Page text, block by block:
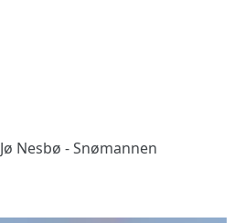
Jø Nesbø - Snømannen